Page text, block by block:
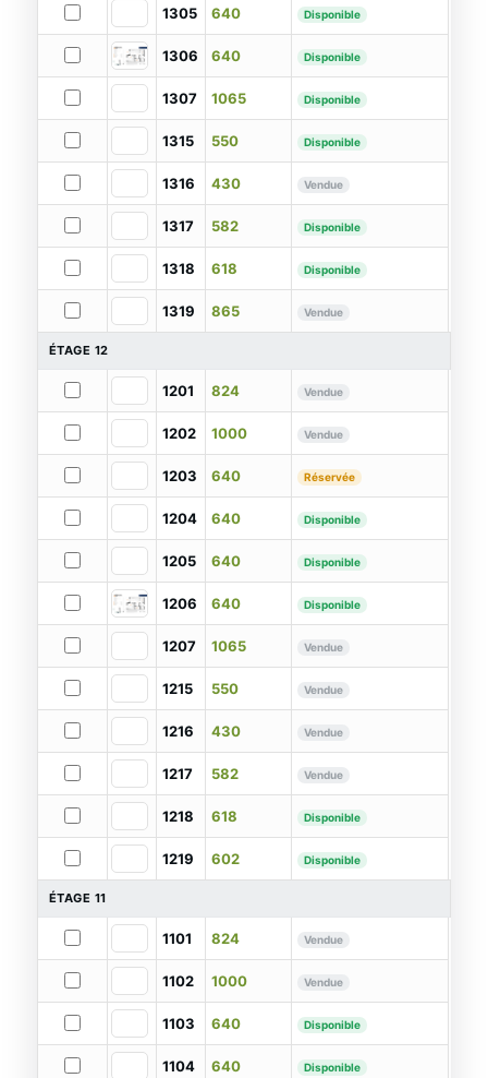
1305 640 Disponible
1306 640 Disponible
1307 1065 Disponible
1315 550 Disponible
1316 430 Vendue
1317 582 Disponible
1318 618 Disponible
1319 865 Vendue
ÉTAGE 12
1201 824 Vendue
1202 1000 Vendue
1203 640 Réservée
1204 640 Disponible
1205 640 Disponible
1206 640 Disponible
1207 1065 Vendue
1215 550 Vendue
1216 430 Vendue
1217 582 Vendue
1218 618 Disponible
1219 602 Disponible
ÉTAGE 11
1101 824 Vendue
1102 1000 Vendue
1103 640 Disponible
1104 640 Disponible